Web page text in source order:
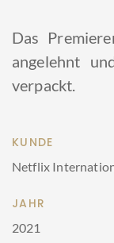
Das
angelehnt
verpackt.
KUNDE
Netflix
JAHR
2021